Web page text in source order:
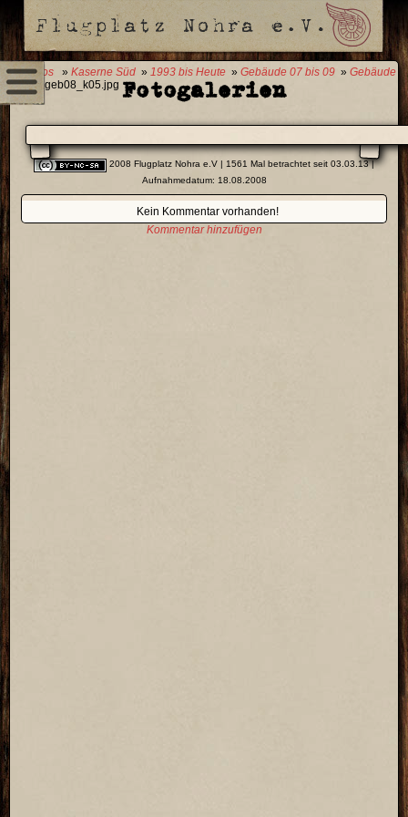
0 Fotos » Kaserne Süd » 1993 bis Heute » Gebäude 07 bis 09 » Gebäude
08» geb08_k05.jpg Fotogalerien
2008 Flugplatz Nohra e.V | 1561 Mal betrachtet seit 03.03.13 |
Aufnahmedatum: 18.08.2008
Kein Kommentar vorhanden!
Kommentar hinzufügen